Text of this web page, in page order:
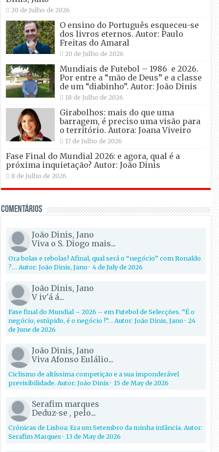
20 de Julho de 2026
O ensino do Português esqueceu-se
dos livros eternos. Autor: Paulo
Freitas do Amaral
20 de Julho de 2026
Mundiais de Futebol – 1986 e 2026.
Por entre a “mão de Deus” e a classe
de um “diabinho”. Autor: João Dinis
18 de Julho de 2026
Girabolhos: mais do que uma
barragem, é preciso uma visão para
o território. Autora: Joana Viveiro
17 de Julho de 2026
Fase Final do Mundial 2026: e agora, qual é a
próxima inquietação? Autor: João Dinis
8 de Julho de 2026
Comentários
João Dinis, Jano
Viva o S. Diogo mais...
Ora bolas e rebolas! Afinal, qual será o “negócio” com Ronaldo
?… Autor: João Dinis, Jano·4 de July de 2026
João Dinis, Jano
V iv'á á...
Fase final do Mundial – 2026 – em Futebol de Selecções. “É o
negócio, estúpido, é o negócio !”… Autor: João Dinis, Jano·24
de June de 2026
João Dinis, Jano
Viva Afonso Eulálio...
Ciclismo de altíssima competição e a sua imponderável
previsibilidade. Autor: João Dinis·15 de May de 2026
Serafim marques
Deduz-se , pelo...
Crónicas de Lisboa: Era um Setembro da minha infância. Autor:
Serafim Marques·13 de May de 2026